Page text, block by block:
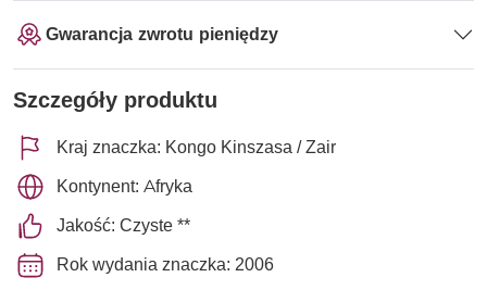
Gwarancja zwrotu pieniędzy
Szczegóły produktu
Kraj znaczka: Kongo Kinszasa / Zair
Kontynent: Afryka
Jakość: Czyste **
Rok wydania znaczka: 2006